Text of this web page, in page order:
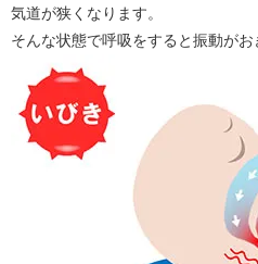
気道が狭くなります。
そんな状態で呼吸をすると振動がお